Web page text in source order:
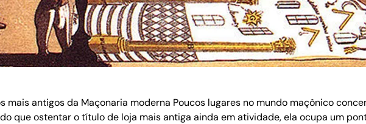
mais antigos da Maçonaria moderna Poucos lugares no mundo maçônico
do que ostentar o título de loja mais antiga ainda em atividade, ela ocupa um